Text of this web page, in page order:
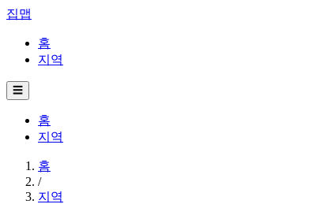
집맵
홈
지역
☰
홈
지역
홈
/
지역